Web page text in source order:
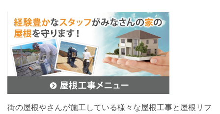
街の屋根やさんが施工している様々な屋根工事と屋根リフ